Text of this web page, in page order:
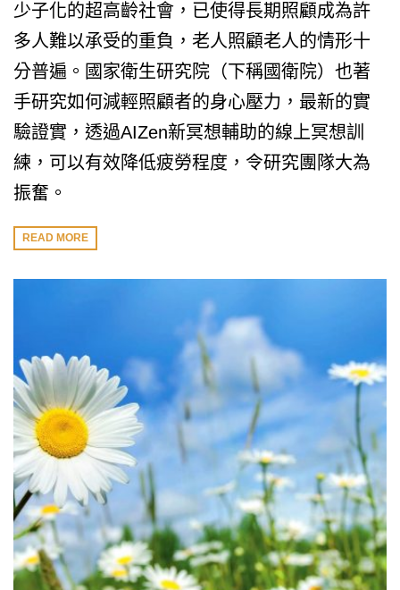
少子化的超高齡社會，已使得長期照顧成為許
多人難以承受的重負，老人照顧老人的情形十
分普遍。國家衛生研究院（下稱國衛院）也著
手研究如何減輕照顧者的身心壓力，最新的實
驗證實，透過AIZen新冥想輔助的線上冥想訓
練，可以有效降低疲勞程度，令研究團隊大為
振奮。
READ MORE